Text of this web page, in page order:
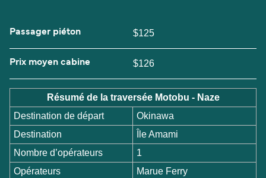
Passager piéton $125
Prix moyen cabine $126
Résumé de la traversée Motobu - Naze
Destination de départ
Okinawa
Destination
Île Amami
Nombre d’opérateurs
1
Opérateurs
Marue Ferry